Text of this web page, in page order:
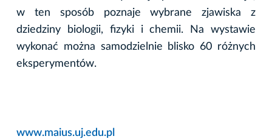
w ten sposób poznaje wybrane zjawiska z
dziedziny biologii, fizyki i chemii. Na wystawie
wykonać można samodzielnie blisko 60 różnych
eksperymentów.
www.maius.uj.edu.pl